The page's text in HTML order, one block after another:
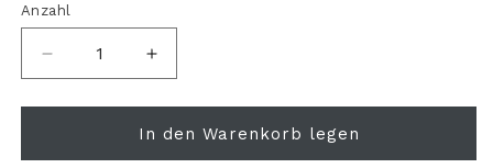
Anzahl
Anzahl
Verringere
die
Menge
Das
Erhöhe
die
Menge
für
Das
In den Warenkorb legen